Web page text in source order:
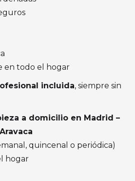
en todo el hogar
incluida, siempre sin
a domicilio en Madrid –
quincenal o periódica)
hogar